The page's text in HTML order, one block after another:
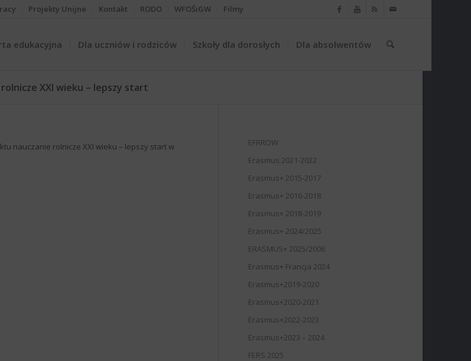
Projekty Unijne Kontakt RODO WFOŚiGW Filmy
edukacyjna Dla uczniów i rodziców Szkoły dla dorosłych Dla absolwentów
XXI wieku – lepszy start
nauczanie rolnicze XXI wieku – lepszy start w
EFRROW
Erasmus 2021-2022
Erasmus+ 2015-2017
Erasmus+ 2016-2018
Erasmus+ 2018-2019
Erasmus+ 2024/2025
ERASMUS+ 2025/2006
Erasmus+ Francja 2024
Erasmus+2019-2020
Erasmus+2020-2021
Erasmus+2022-2023
Erasmus+2023 – 2024
FERS 2025